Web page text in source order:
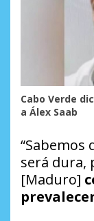
Cabo Verde
a Álex Saab
“Sabemos
será dura,
[Maduro]